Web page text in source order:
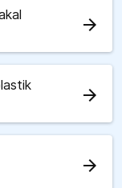
arrow_forward
arrow_forward
arrow_forward